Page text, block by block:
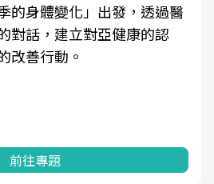
的身體變化」出發，透過醫
對話，建立對亞健康的認
改善行動。
前往專題